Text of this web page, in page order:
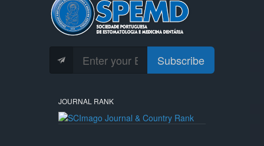
Subscribe
JOURNAL RANK